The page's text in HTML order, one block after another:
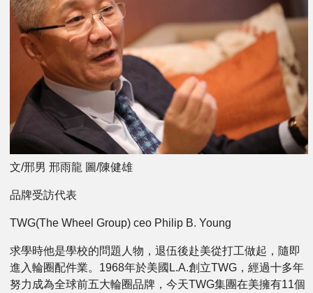
文/邢男 邢雨龍 圖/陳健雄
品牌受訪代表
TWG(The Wheel Group) ceo Philip B. Young
求學時他是學校的問題人物，退伍後赴美從打工做起，隨即
進入輪圈配件業。1968年於美國L.A.創立TWG，經過十多年
努力成為全球前五大輪圈品牌，今天TWG集團在美擁有11個